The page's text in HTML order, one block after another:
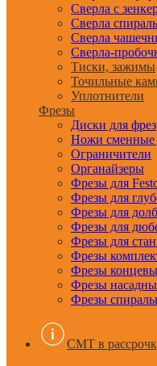
Сверла с
Сверла
Сверла
Сверла-
Тиски, зажимы
Точильные
Уплотнители
Фрезы
Диски для фрез
Ножи сменные
Ограничители
Органайзеры
Фрезы для
Фрезы для
Фрезы для
Фрезы для
Фрезы для
Фрезы
Фрезы
Фрезы
Фрезы
CMT в